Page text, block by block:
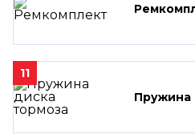
11
Пружина